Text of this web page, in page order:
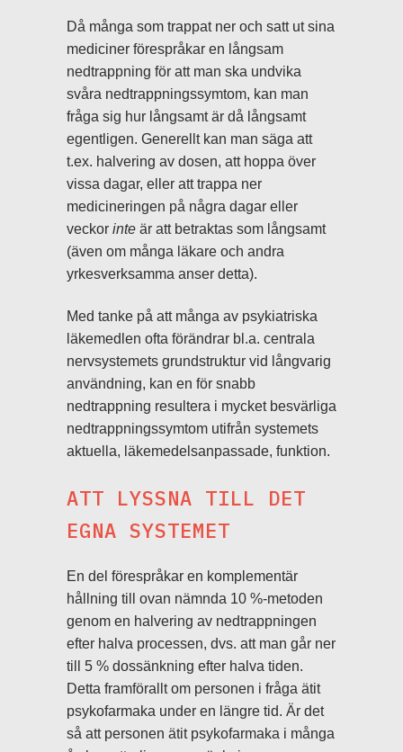
Då många som trappat ner och satt ut sina
mediciner förespråkar en långsam
nedtrappning för att man ska undvika
svåra nedtrappningssymtom, kan man
fråga sig hur långsamt är då långsamt
egentligen. Generellt kan man säga att
t.ex. halvering av dosen, att hoppa över
vissa dagar, eller att trappa ner
medicineringen på några dagar eller
veckor inte är att betraktas som långsamt
(även om många läkare och andra
yrkesverksamma anser detta).
Med tanke på att många av psykiatriska
läkemedlen ofta förändrar bl.a. centrala
nervsystemets grundstruktur vid långvarig
användning, kan en för snabb
nedtrappning resultera i mycket besvärliga
nedtrappningssymtom utifrån systemets
aktuella, läkemedelsanpassade, funktion.
ATT LYSSNA TILL DET
EGNA SYSTEMET
En del förespråkar en komplementär
hållning till ovan nämnda 10 %-metoden
genom en halvering av nedtrappningen
efter halva processen, dvs. att man går ner
till 5 % dossänkning efter halva tiden.
Detta framförallt om personen i fråga ätit
psykofarmaka under en längre tid. Är det
så att personen ätit psykofarmaka i många